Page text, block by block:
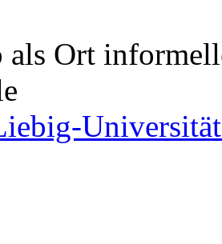
als Ort